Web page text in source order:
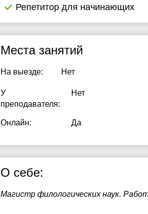
Репетитор для начинающих
Места занятий
На выезде: Нет
У
преподавателя:
Нет
Онлайн: Да
О себе:
Магистр филологических наук.